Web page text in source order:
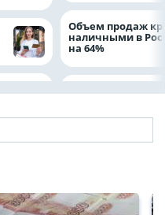
Объем продаж
наличными в
на 64%